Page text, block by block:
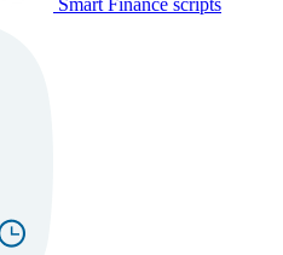
Smart Finance scripts